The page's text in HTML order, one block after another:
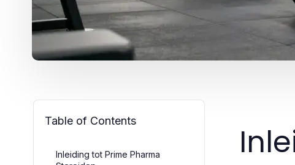
Table of Contents
Inleiding tot Prime Pharma